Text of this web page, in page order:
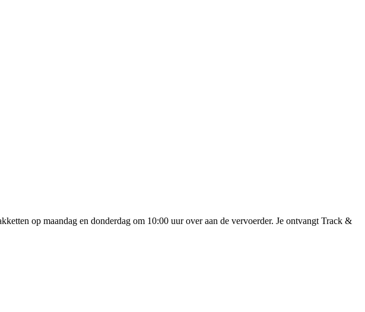
op maandag en donderdag om 10:00 uur over aan de vervoerder. Je ontvangt Track &